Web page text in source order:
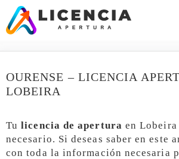
Saltar
contenido
OURENSE – LICENCIA
LOBEIRA
Tulicencia de apertura en
necesario. Si deseas saber en este
con toda la información necesaria